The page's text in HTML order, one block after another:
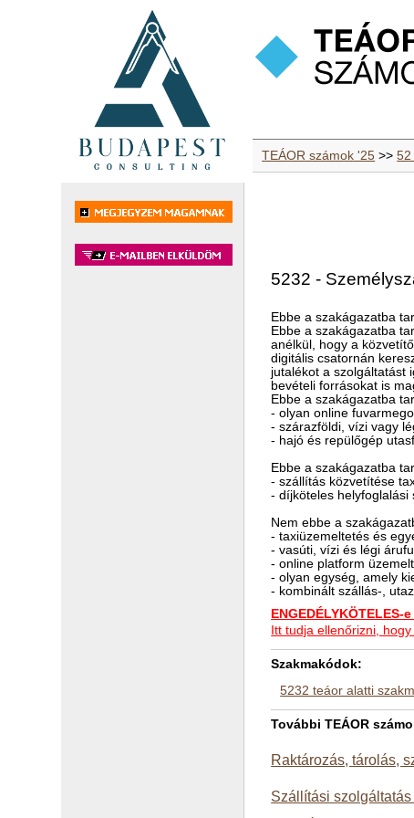
TEÁOR számok '25 >>52
5232 -
Ebbe a szakágazatba
Ebbe a szakágazatba
anélkül, hogy a
digitális csatornán
jutalékot a szolgáltatást
bevételi forrásokat is
Ebbe a szakágazatba
- olyan online
- szárazföldi, vízi vagy
- hajó és repülőgép
Ebbe a szakágazatba
- szállítás közvetítése
- díjköteles helyfoglalási
Nem ebbe a
- taxiüzemeltetés és
- vasúti, vízi és légi
- online platform
- olyan egység, amely
- kombinált szállás-,
ENGEDÉLYKÖTELES-
Itt tudja ellenőrizni,
Szakmakódok:
5232 teáor alatti
További TEÁOR
Raktározás, tárolás,
Szállítási